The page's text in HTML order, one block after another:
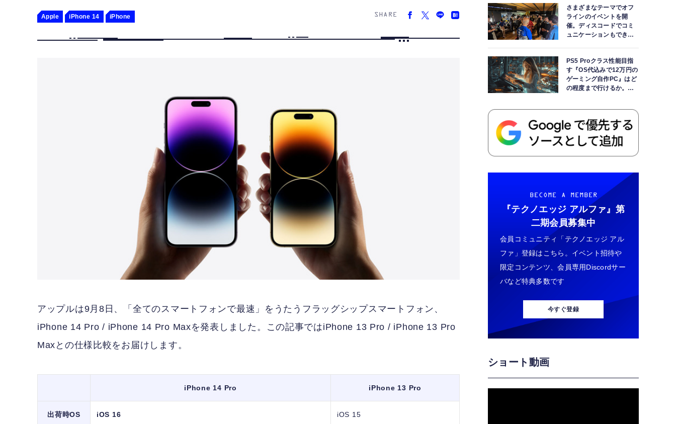
Apple iPhone 14 iPhone SHARE
アップルは9月8日、「全てのスマートフォンで最速」をうたうフラッグシップスマートフォン、
iPhone 14 Pro / iPhone 14 Pro Maxを発表しました。この記事ではiPhone 13 Pro / iPhone 13 Pro
Maxとの仕様比較をお届けします。
iPhone 14 Pro iPhone 13 Pro
出荷時OS iOS 16 iOS 15
さまざまなテーマでオフ
ラインのイベントを開
催。ディスコードでコミ
ュニケーションもできま
PS5 Proクラス性能目指
す『OS代込みで12万円の
ゲーミング自作PC』はど
の程度まで行けるか。
BECOME A MEMBER
『テクノエッジ アルファ』 第
二期会員募集中
会員コミュニティ「テクノエッジ アル
ファ」登録はこちら。イベント招待や
限定コンテンツ、会員専用Discordサー
バなど特典多数です
今すぐ登録
ショート動画